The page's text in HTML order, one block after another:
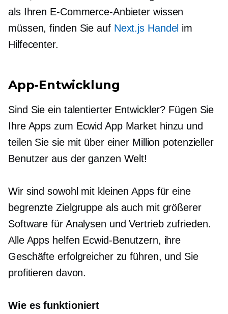
als Ihren E-Commerce-Anbieter wissen
müssen, finden Sie auf Next.js Handel im
Hilfecenter.
App-Entwicklung
Sind Sie ein talentierter Entwickler? Fügen Sie
Ihre Apps zum Ecwid App Market hinzu und
teilen Sie sie mit über einer Million potenzieller
Benutzer aus der ganzen Welt!
Wir sind sowohl mit kleinen Apps für eine
begrenzte Zielgruppe als auch mit größerer
Software für Analysen und Vertrieb zufrieden.
Alle Apps helfen Ecwid-Benutzern, ihre
Geschäfte erfolgreicher zu führen, und Sie
profitieren davon.
Wie es funktioniert